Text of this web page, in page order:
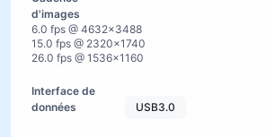
6.0 fps @ 4632×3488
15.0 fps @ 2320×1740
26.0 fps @ 1536×1160
USB3.0